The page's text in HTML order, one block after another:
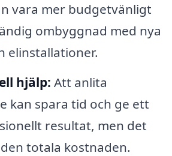
vara mer budgetvänligt
ombyggnad med nya
elinstallationer.
hjälp: Att anlita
kan spara tid och ge ett
resultat, men det
totala kostnaden.